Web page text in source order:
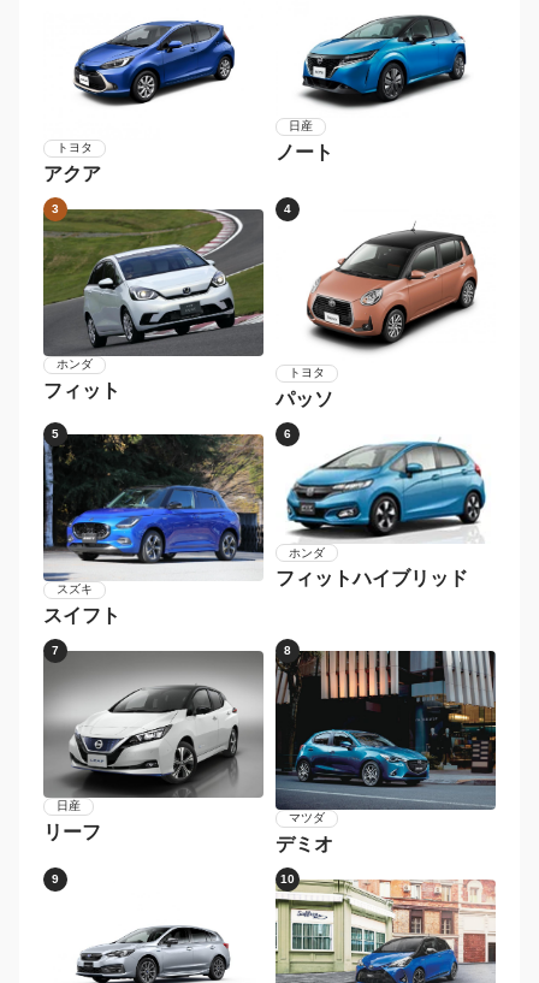
トヨタ
アクア
日産
ノート
3
ホンダ
フィット
4
トヨタ
パッソ
5
スズキ
スイフト
6
ホンダ
フィットハイブリッド
7
日産
リーフ
8
マツダ
デミオ
9 10